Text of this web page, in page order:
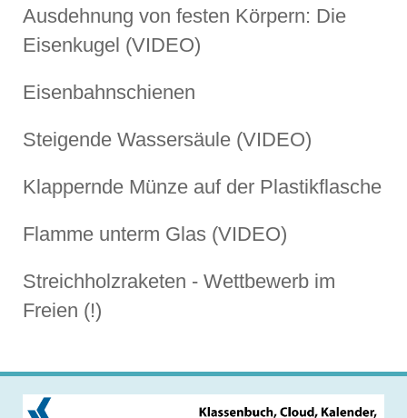
Ausdehnung von festen Körpern: Die
Eisenkugel (VIDEO)
Eisenbahnschienen
Steigende Wassersäule (VIDEO)
Klappernde Münze auf der Plastikflasche
Flamme unterm Glas (VIDEO)
Streichholzraketen - Wettbewerb im
Freien (!)